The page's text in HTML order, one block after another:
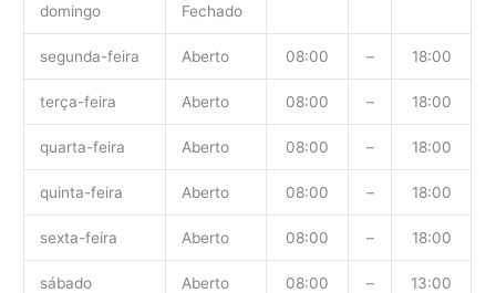
domingo Fechado
segunda-feira Aberto 08:00 – 18:00
terça-feira Aberto 08:00 – 18:00
quarta-feira Aberto 08:00 – 18:00
quinta-feira Aberto 08:00 – 18:00
sexta-feira Aberto 08:00 – 18:00
sábado Aberto 08:00 – 13:00